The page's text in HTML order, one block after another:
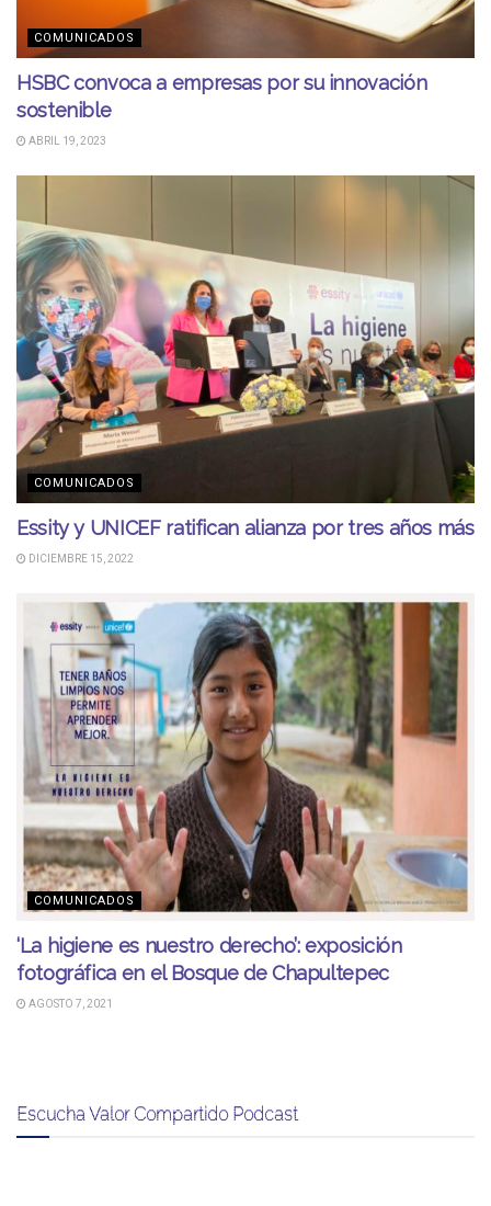
COMUNICADOS
HSBC convoca a empresas por su innovación
sostenible
ABRIL 19, 2023
COMUNICADOS
Essity y UNICEF ratifican alianza por tres años más
DICIEMBRE 15, 2022
COMUNICADOS
‘La higiene es nuestro derecho’: exposición
fotográfica en el Bosque de Chapultepec
AGOSTO 7, 2021
Escucha Valor Compartido Podcast